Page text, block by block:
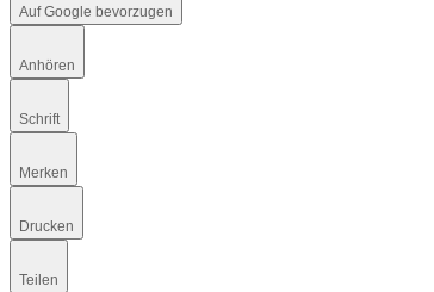
Auf Google bevorzugen
Anhören
Schrift
Merken
Drucken
Teilen